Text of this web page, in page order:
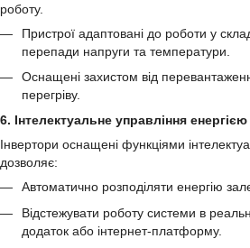
роботу.
Пристрої адаптовані до роботи у
перепади напруги та температури.
Оснащені захистом від
перегріву.
6. Інтелектуальне управління енергією
Інвертори оснащені функціями
дозволяє:
Автоматично розподіляти енергію
Відстежувати роботу системи в
додаток або інтернет-платформу.